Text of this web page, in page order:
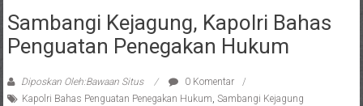
Sambangi Kejagung, Kapolri Bahas
Penguatan Penegakan Hukum
Diposkan Oleh:Bawaan Situs
0 Komentar
Kapolri Bahas Penguatan Penegakan Hukum, Sambangi Kejagung